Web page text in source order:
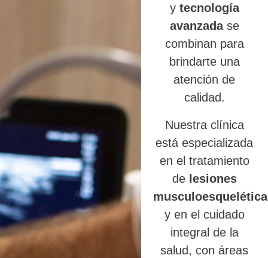
y tecnología
avanzadase
combinan para
brindarte una
atención de
calidad.
Nuestra clínica
está especializada
en el tratamiento
de lesiones
y en el cuidado
integral de la
salud, con áreas